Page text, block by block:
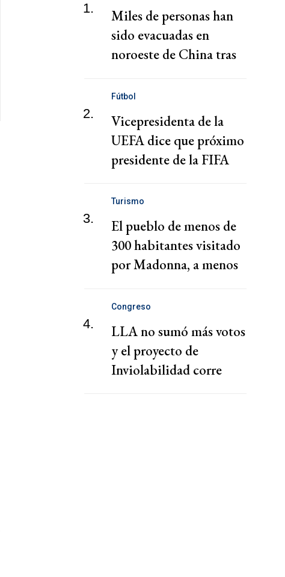
1.
Miles de personas han
sido evacuadas en
noroeste de China tras
inundaciones
2.
Fútbol
Vicepresidenta de la
UEFA dice que próximo
presidente de la FIFA
del deporte"
3.
Turismo
El pueblo de menos de
300 habitantes visitado
por Madonna, a menos
4.
Congreso
LLA no sumó más votos
y el proyecto de
Inviolabilidad corre